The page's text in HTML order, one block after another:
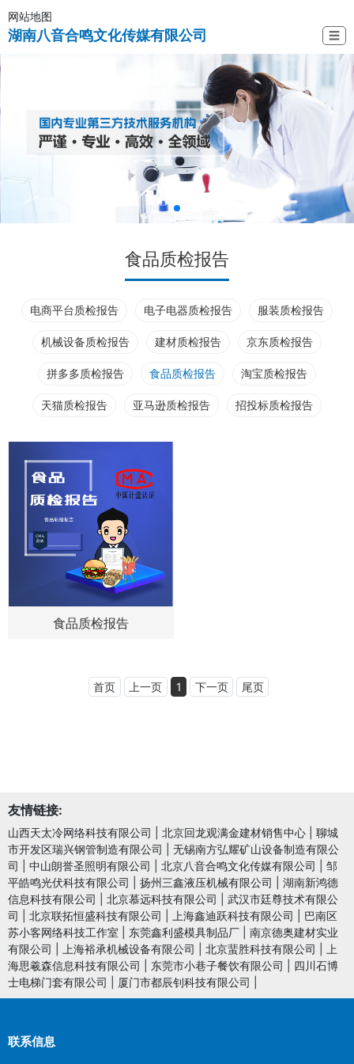
网站地图
湖南八音合鸣文化传媒有限公司 ☰
食品质检报告
电商平台质检报告 电子电器质检报告 服装质检报告
机械设备质检报告 建材质检报告 京东质检报告
拼多多质检报告 食品质检报告 淘宝质检报告
天猫质检报告 亚马逊质检报告 招投标质检报告
食品质检报告
首页 上一页 1 下一页 尾页
友情链接:
山西天太冷网络科技有限公司 北京回龙观满金建材销售中心
聊城
市开发区瑞兴钢管制造有限公司
无锡南方弘耀矿山设备制造有限公
司
中山朗誉圣照明有限公司 北京八音合鸣文化传媒有限公司
邹
平皓鸣光伏科技有限公司
扬州三鑫液压机械有限公司
湖南新鸿德
信息科技有限公司
北京慕远科技有限公司
武汉市廷尊技术有限公
司
北京联拓恒盛科技有限公司 上海鑫迪跃科技有限公司
巴南区
苏小客网络科技工作室
东莞鑫利盛模具制品厂
南京德奥建材实业
有限公司
上海裕承机械设备有限公司 北京蜚胜科技有限公司
上
海思羲森信息科技有限公司
东莞市小巷子餐饮有限公司
四川石博
士电梯门套有限公司
厦门市都辰钊科技有限公司
联系信息